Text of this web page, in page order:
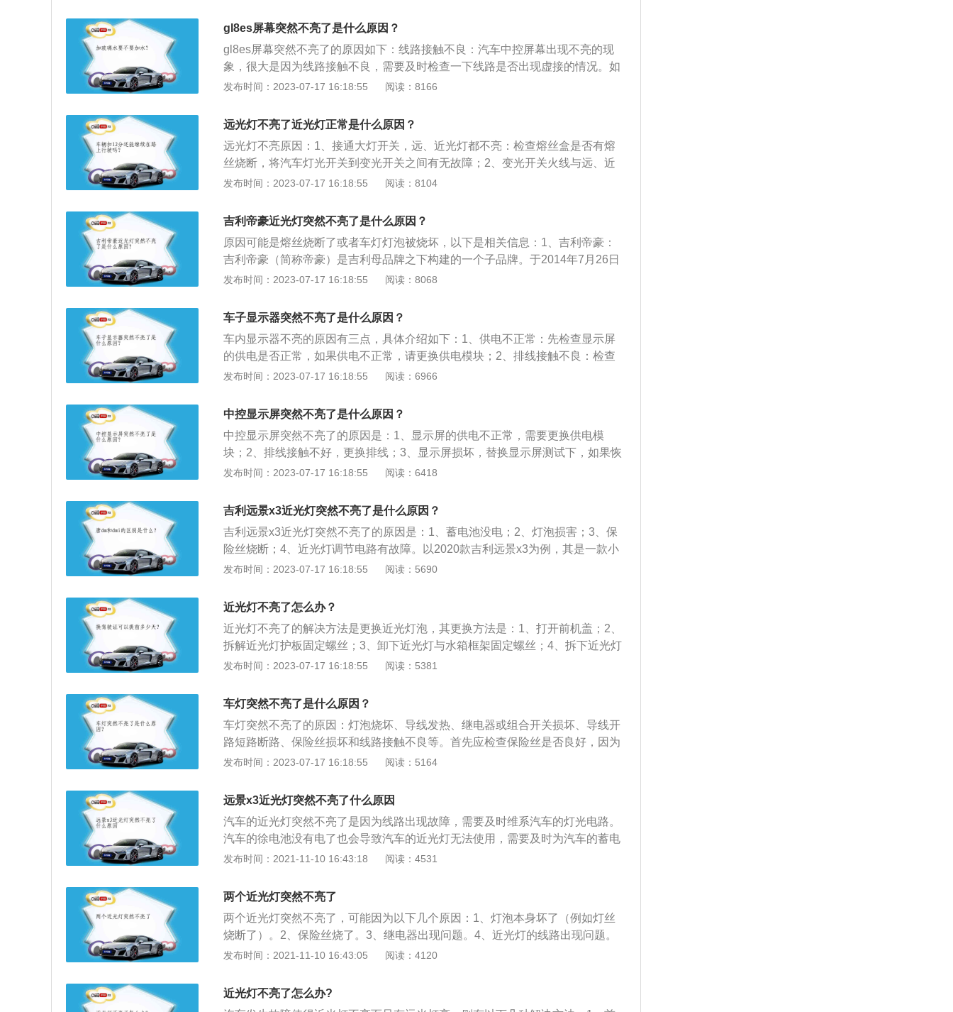
到大灯之间或到近光灯之间。若大灯远光灯不亮时，应查看远光指示灯是否亮，
若亮，表明故障在接线板至大灯之间，若不亮，则表明接线板至变光开关之间有
故障。若只有一个大灯亮，另一个不亮，则可能是灯丝烧断或接线有断路，或是
搭铁不良。开关是否损坏。发电机电枢和磁场线圈间有短路。蓄电池导线接触不
良，造成发电机空载电压过高。电压调节器有故障，电压过高。
gl8es屏幕突然不亮了是什么原因？
gl8es屏幕突然不亮了的原因如下：线路接触不良：汽车中控屏幕出现不亮的现
象，很大是因为线路接触不良，需要及时检查一下线路是否出现虚接的情况。如
果有虚接自然会导致中控屏幕黑屏，这时候只要将其虚接的部位连接完好即可。
去，如果黑屏得以解决就说明的确是电源信号线存在问题。供电模块出现故障：
如果检查了上面两种情况之后，中控屏幕依然还是不亮，那应该就是屏幕使用时
间过长的缘故，导致供电模块出现故障，不仅存在卡顿的情况，还会出现黑屏现
象。
发布时间：2023-07-17 16:18:55 阅读：8166
远光灯不亮了近光灯正常是什么原因？
远光灯不亮原因：1、接通大灯开关，远、近光灯都不亮：检查熔丝盒是否有熔
丝烧断，将汽车灯光开关到变光开关之间有无故障；2、变光开关火线与远、近
光接线柱搭接：灯都亮，表明变光开关有故障；若搭接时，远光亮、近光不亮，
指示灯是否亮，若亮，表明故障在接线板至大灯之间，若不亮，则表明接线板至
变光开关之间有故障。相关资料：如果打开车灯开关，灯泡立即烧坏，则应检查
充电线路间有无短路。如果经常烧坏灯泡，检查发电机电压调节器电压是否调整
过高。
发布时间：2023-07-17 16:18:55 阅读：8104
吉利帝豪近光灯突然不亮了是什么原因？
原因可能是熔丝烧断了或者车灯灯泡被烧坏，以下是相关信息：1、吉利帝豪：
吉利帝豪（简称帝豪）是吉利母品牌之下构建的一个子品牌。于2014年7月26日
吉利新帝豪上市，吉利新帝豪全新配备1.3TGeTecDVVT涡轮增压发动机，采用
2、相关配置：内饰方面，EC7-RV采用了独特的红黑双色内饰，在座椅+两侧车
门采用了更醒目的橘红色装饰，显得更加动感。动力上，2013款帝豪EC7依然会
搭载1.5L及1.8L发动机，其中与1.5L车型搭配的是5速手动变速箱，与1.8L车型搭
配，是5速手动变速箱和一款CVT无级变速器。
发布时间：2023-07-17 16:18:55 阅读：8068
车子显示器突然不亮了是什么原因？
车内显示器不亮的原因有三点，具体介绍如下：1、供电不正常：先检查显示屏
的供电是否正常，如果供电不正常，请更换供电模块；2、排线接触不良：检查
排线接触是否自好，如有问题，更换排线；3、显示屏损坏：检查显示屏是否损
排线接触良好，检查主板的视频输出信号，更换主板测试。显示器不亮大部分是
主机问题。拓展资料：以下是主机问题的简单处理：1、打开机箱拿把废刷子(牙
刷灰刷之类的都可以)拔掉内存，显卡，仔细刷；2、用手指擦内存与显卡金手
指，抠主板电池放电，再装回原位；3、仍然不亮，观察显示器的指示灯颜色，
是黄色说明没信号，基本可以确定是主机问题，去维修店维修。
发布时间：2023-07-17 16:18:55 阅读：6966
中控显示屏突然不亮了是什么原因？
中控显示屏突然不亮了的原因是：1、显示屏的供电不正常，需要更换供电模
块；2、排线接触不好，更换排线；3、显示屏损坏，替换显示屏测试下，如果恢
复正常，说明显示屏损坏。如果一样，供电正常，排线接触良好，检查主板的视
行驾驶员的指令，将门锁锁止或开启；2、控制记忆座位的调整、音乐系统调
整、娱乐系统调整、车顶摄像头功能、自动泊车等功能。
发布时间：2023-07-17 16:18:55 阅读：6418
吉利远景x3近光灯突然不亮了是什么原因？
吉利远景x3近光灯突然不亮了的原因是：1、蓄电池没电；2、灯泡损害；3、保
险丝烧断；4、近光灯调节电路有故障。以2020款吉利远景x3为例，其是一款小
型suv，车身尺寸是：长4005mm、宽1760mm、高1575mm，轴距为2480mm，
扭力梁式非独立悬架，其搭载了1.5l自然吸气发动机，最大马力是109ps，最大扭
矩是142nm，最大功率是80kw。
发布时间：2023-07-17 16:18:55 阅读：5690
近光灯不亮了怎么办？
近光灯不亮了的解决方法是更换近光灯泡，其更换方法是：1、打开前机盖；2、
拆解近光灯护板固定螺丝；3、卸下近光灯与水箱框架固定螺丝；4、拆下近光灯
与前杠导槽固定螺丝；5、用手抓住近光灯的边缘部分，拉出近光灯，进行更换
下打开行车灯；3、向右拧两下打开近光灯；4、侧挡杆向外推一下打开远光灯；
5、按中间按钮打开前雾灯和后雾灯；6、向上抬动打开右转向灯；7、向下按压
打开左转向灯。灯光操作注意事项：1、夜间能见度低应开启前照灯、示廓灯和
后位灯；2、转弯、变更车道、超车、掉头、靠边停车时应当提前100至50m开启
转向灯；3、同方向行驶的后车与前车近距离行驶时不得使用远光灯；4、汽车在
发布时间：2023-07-17 16:18:55 阅读：5381
车灯突然不亮了是什么原因？
车灯突然不亮了的原因：灯泡烧坏、导线发热、继电器或组合开关损坏、导线开
路短路断路、保险丝损坏和线路接触不良等。首先应检查保险丝是否良好，因为
大灯突然不亮，大多数情况都是灯泡保险丝烧断导致的。汽车大灯也称汽车前照
夜间开车或坏天气条件下的安全驾驶紧密联系。大灯不亮需要检查前大灯是否有
裂纹，因为虽然表面裂纹并不会影响前大灯的照明性能，但是湿气会沿着裂缝渗
入灯具内，会降低灯泡的使用寿命。
发布时间：2023-07-17 16:18:55 阅读：5164
远景x3近光灯突然不亮了什么原因
汽车的近光灯突然不亮了是因为线路出现故障，需要及时维系汽车的灯光电路。
汽车的徐电池没有电了也会导致汽车的近光灯无法使用，需要及时为汽车的蓄电
池充电。近光灯是用于汽车近距离照明的，近光灯的照射距离大概为30米到40米
方有障碍物，立刻制动时停车距离刚刚好为30米，意味着在近光灯的照射范围内
发现障碍物立刻停车无法避免与障碍物相碰撞。所以汽车在夜间行车时一定要控
制车速，在夜间一般控制在40公里每小时以内。
发布时间：2021-11-10 16:43:18 阅读：4531
两个近光灯突然不亮了
两个近光灯突然不亮了，可能因为以下几个原因：1、灯泡本身坏了（例如灯丝
烧断了）。2、保险丝烧了。3、继电器出现问题。4、近光灯的线路出现问题。
5、大灯总成出现问题。如果近光灯和远光灯是同一灯泡的，一般分为两组灯
查灯泡（灯丝），如果是灯泡出问题了，直接更换灯泡即可。换完灯泡如果还是
不亮，则可以排除是灯泡的问题。如果灯泡没有问题，再检查保险丝，继电器，
发布时间：2021-11-10 16:43:05 阅读：4120
近光灯不亮了怎么办?